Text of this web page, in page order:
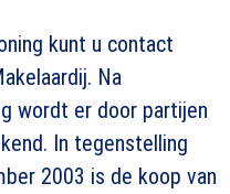
kunt u contact
Na
wordt er door partijen
In tegenstelling
2003 is de koop van